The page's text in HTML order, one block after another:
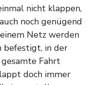
nicht klappen,
noch genügend
Netz werden
befestigt, in der
Fahrt
doch immer